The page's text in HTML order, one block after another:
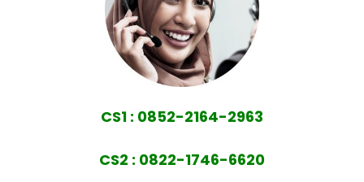
CS1 : 0852-2164-2963
CS2 : 0822-1746-6620